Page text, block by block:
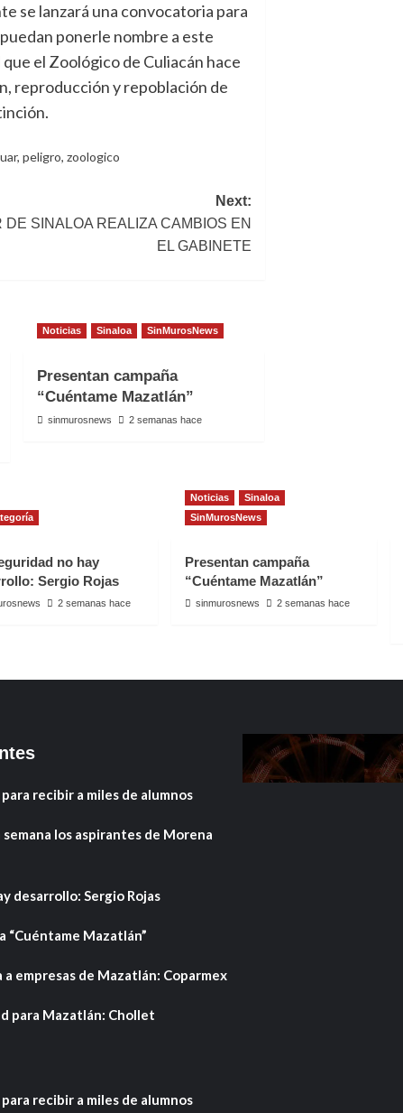
se lanzará una convocatoria para
ponerle nombre a este
el Zoológico de Culiacán hace
reproducción y repoblación de
, peligro, zoologico
Next:
SINALOA REALIZA CAMBIOS EN
EL GABINETE
Noticias Sinaloa SinMurosNews
Presentan campaña
“Cuéntame Mazatlán”
sinmurosnews 2 semanas hace
no hay
Sergio Rojas
2 semanas hace
Noticias
Sinaloa
SinMurosNews
Presentan campaña
“Cuéntame Mazatlán”
sinmurosnews 2 semanas hace
recibir a miles de alumnos
los aspirantes de Morena
desarrollo: Sergio Rojas
“Cuéntame Mazatlán”
empresas de Mazatlán: Coparmex
para Mazatlán: Chollet
recibir a miles de alumnos